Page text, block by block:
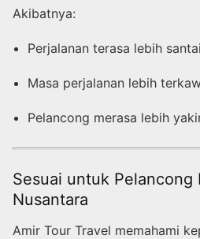
Akibatnya:
Perjalanan terasa lebih santai
Masa perjalanan lebih
Pelancong merasa lebih
Sesuai untuk Pelancong
Nusantara
Amir Tour Travel memahami